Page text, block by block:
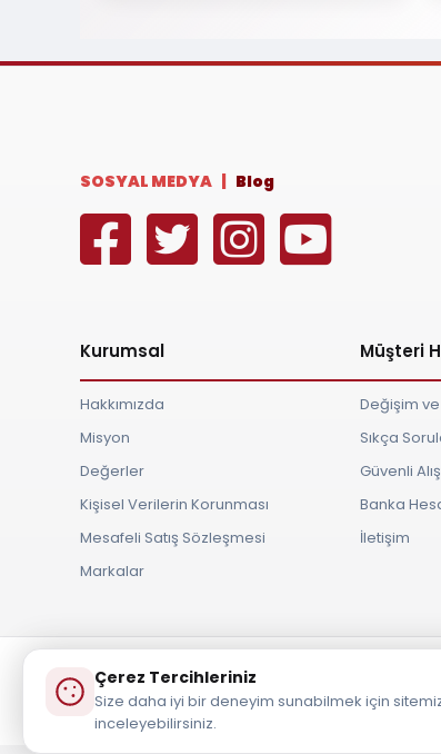
SOSYAL MEDYA | Blog
Kurumsal
Hakkımızda
Misyon
Değerler
Kişisel Verilerin Korunması
Mesafeli Satış Sözleşmesi
Markalar
Müşteri
Değişim
Sıkça
Güvenli
Banka
İletişim
Çerez Tercihleriniz
Size daha iyi bir deneyim sunabilmek için
inceleyebilirsiniz.